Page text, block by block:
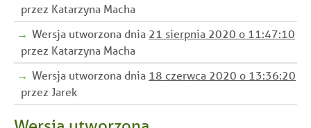
przez Katarzyna Macha
Wersja utworzona dnia 21 sierpnia 2020 o 11:47:10
przez Katarzyna Macha
Wersja utworzona dnia 18 czerwca 2020 o 13:36:20
przez Jarek